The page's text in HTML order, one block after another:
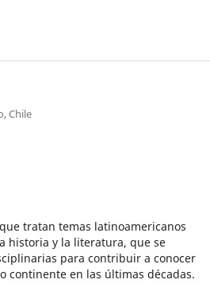
Chile
tratan temas latinoamericanos
historia y la literatura, que se
para contribuir a conocer
continente en las últimas décadas.